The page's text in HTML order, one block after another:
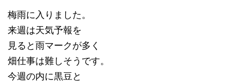
梅雨に入りました。
来週は天気予報を
見ると雨マークが多く
畑仕事は難しそうです。
今週の内に黒豆と